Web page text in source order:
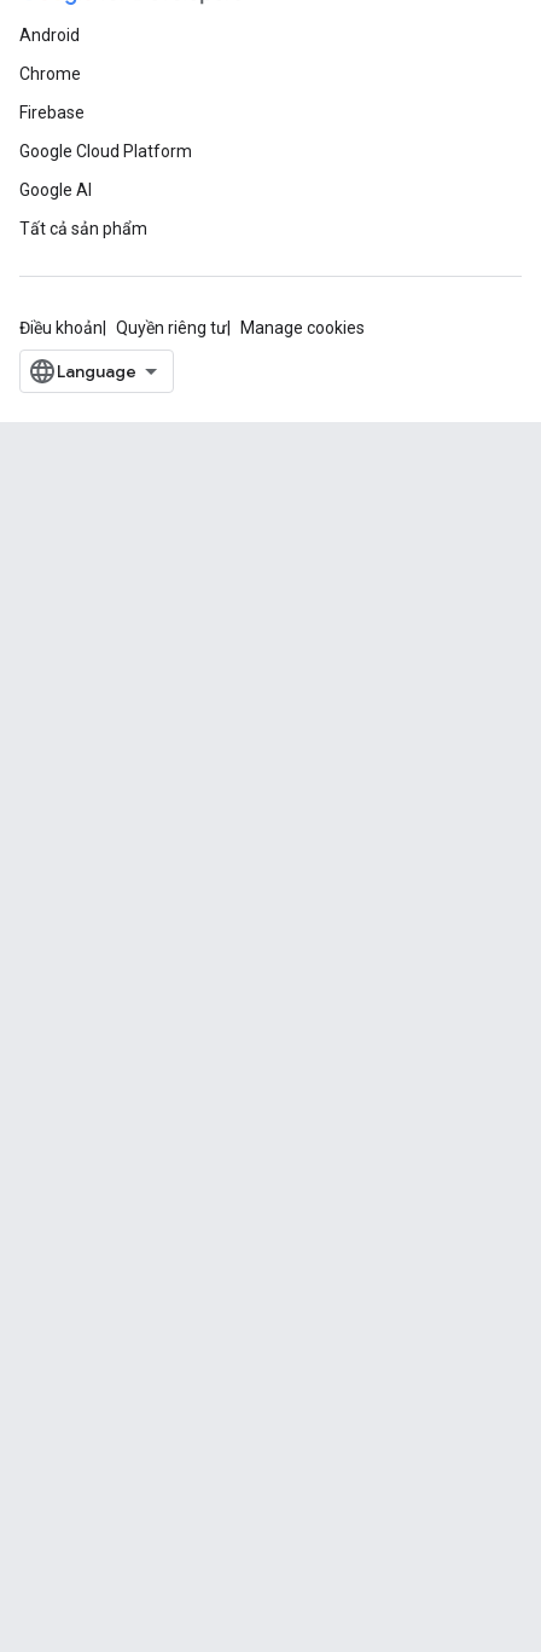
Android
Chrome
Firebase
Google Cloud Platform
Google AI
Tất cả sản phẩm
Điều khoản Quyền riêng tư Manage cookies